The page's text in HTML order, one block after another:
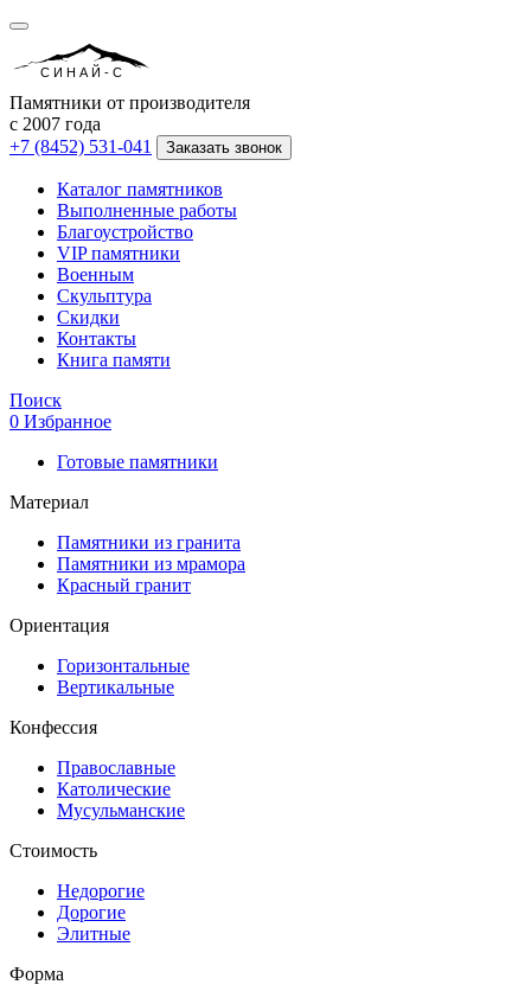
СИНАЙ-С
Памятники от производителя
с 2007 года
+7 (8452) 531-041
Заказать звонок
Каталог памятников
Выполненные работы
Благоустройство
VIP памятники
Военным
Скульптура
Скидки
Контакты
Книга памяти
Поиск
0 Избранное
Готовые памятники
Материал
Памятники из гранита
Памятники из мрамора
Красный гранит
Ориентация
Горизонтальные
Вертикальные
Конфессия
Православные
Католические
Мусульманские
Стоимость
Недорогие
Дорогие
Элитные
Форма